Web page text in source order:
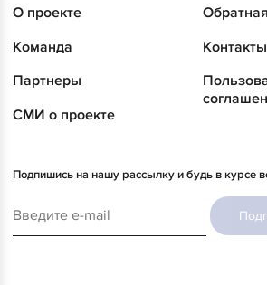
О проекте
Команда
Партнеры
СМИ о проекте
Контакты
Подпишись на нашу рассылку и будь в курсе